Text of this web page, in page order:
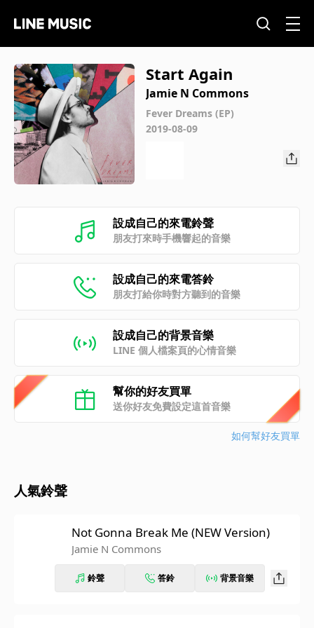
Start Again
Jamie N Commons
Fever Dreams (EP)
2019-08-09
設成自己的來電鈴聲
朋友打來時手機響起的音樂
設成自己的來電答鈴
朋友打給你時對方聽到的音樂
設成自己的背景音樂
LINE 個人檔案頁的心情音樂
幫你的好友買單
送你好友免費設定這首音樂
如何幫好友買單
人氣鈴聲
Not Gonna Break Me (NEW Version)
Jamie N Commons
鈴聲 答鈴 背景音樂